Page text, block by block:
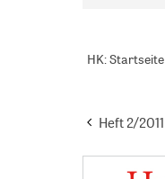
HK: Startseite
Heft 2/2011